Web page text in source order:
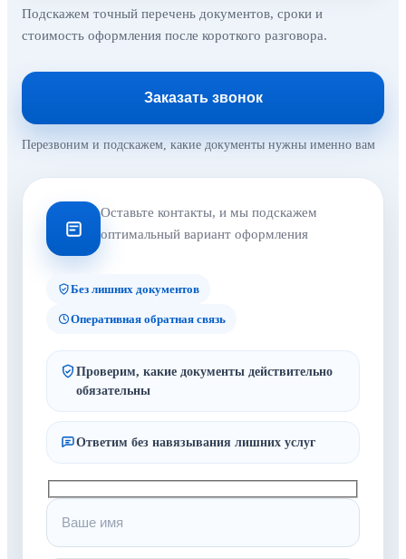
Подскажем точный перечень документов, сроки и
стоимость оформления после короткого разговора.
Заказать звонок
Перезвоним и подскажем, какие документы нужны именно вам
Оставьте контакты, и мы подскажем
оптимальный вариант оформления
Без лишних документов
Оперативная обратная связь
Проверим, какие документы действительно
обязательны
Ответим без навязывания лишних услуг